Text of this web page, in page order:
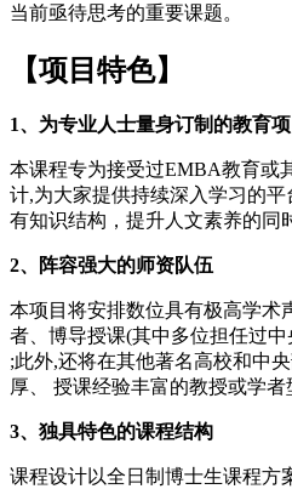
当前亟待思考的重要课题。
【项目特色】
1、 为专业人士量身订制的教育项
本课程专为接受过EMBA教育或
计,为大家提供持续深入学习的
有知识结构，提升人文素养的同
2、阵容强大的师资队伍
本项目将安排数位具有极高学术
者、博导授课(其中多位担任过
;此外,还将在其他著名高校和中
厚、 授课经验丰富的教授或学者
3、独具特色的课程结构
课程设计以全日制博士生课程方